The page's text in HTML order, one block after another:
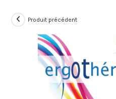
Produit précédent